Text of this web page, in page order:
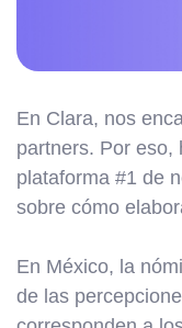
En Clara, nos
partners. Por eso,
plataforma #1 de
sobre cómo
En México, la
de las